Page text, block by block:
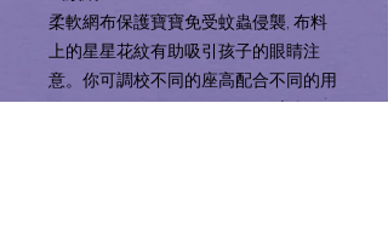
柔軟網布保護寶寶免受蚊蟲侵襲, 布料
上的星星花紋有助吸引孩子的眼睛注
意。你可調校不同的座高配合不同的用
途(170/175/180/185/190cm), 適合用